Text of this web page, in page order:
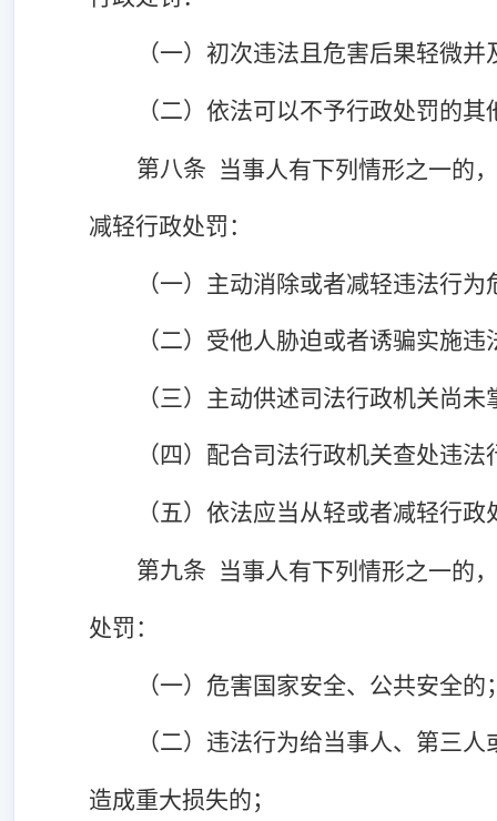
（一）初次违法且危害后果轻微
（二）依法可以不予行政处罚的其
第八条 当事人有下列情形之一的
减轻行政处罚：
（一）主动消除或者减轻违法行
（二）受他人胁迫或者诱骗实施违
（三）主动供述司法行政机关尚
（四）配合司法行政机关查处违
（五）依法应当从轻或者减轻行
第九条 当事人有下列情形之一的
处罚：
（一）危害国家安全、公共安全的
（二）违法行为给当事人、第三
造成重大损失的；